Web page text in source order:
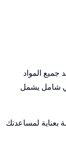
جميع المواد
شامل يشمل
بعناية لمساعدتك